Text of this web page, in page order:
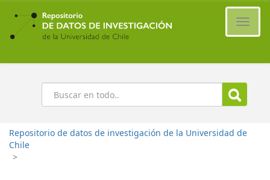
Ir
contenido
principal
Buscar
Repositorio de datos de investigación de la Universidad de
Chile
>